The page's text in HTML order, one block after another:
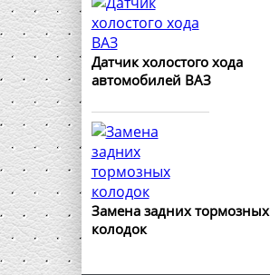
Датчик холостого хода
автомобилей ВАЗ
Замена задних тормозных
колодок